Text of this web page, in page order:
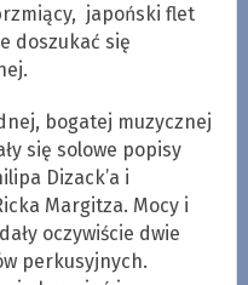
japoński flet
doszukać się
bogatej muzycznej
się solowe popisy
Dizack’a i
Margitza. Mocy i
oczywiście dwie
perkusyjnych.